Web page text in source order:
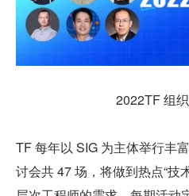
2022TF 组
TF 每年以 SIG 为主体举行丰
讨会共 47 场，将做到热点“技